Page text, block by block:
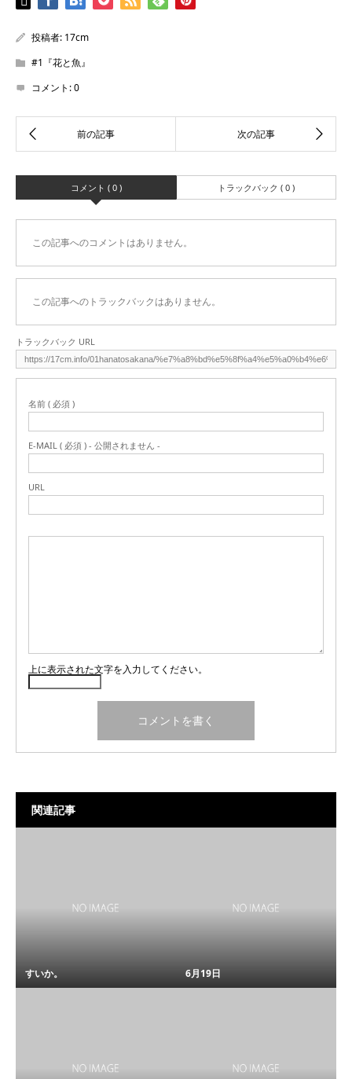
投稿者: 17cm
#1『花と魚』
コメント:0
コメント ( 0 ) トラックバック ( 0 )
この記事へのコメントはありません。
この記事へのトラックバックはありません。
トラックバック URL
名前 ( 必須 )
E-MAIL ( 必須 ) - 公開されません -
URL
上に表示された文字を入力してください。
関連記事
すいか。 6月19日